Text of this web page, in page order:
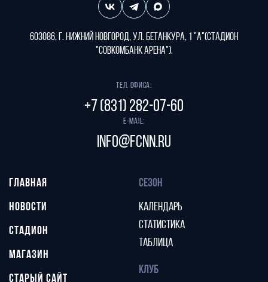
603086, г. Нижний Новгород, ул. Бетанкура, 1 "А"(стадион
"СОВКОМБАНК АРЕНА").
Тел. офиса:
+7 (831) 282-07-60
E-mail:
info@fcnn.ru
ГЛАВНАЯ
НОВОСТИ
СТАДИОН
МАГАЗИН
СТАРЫЙ САЙТ
СЕЗОН
КАЛЕНДАРЬ
СТАТИСТИКА
ТАБЛИЦА
КЛУБ